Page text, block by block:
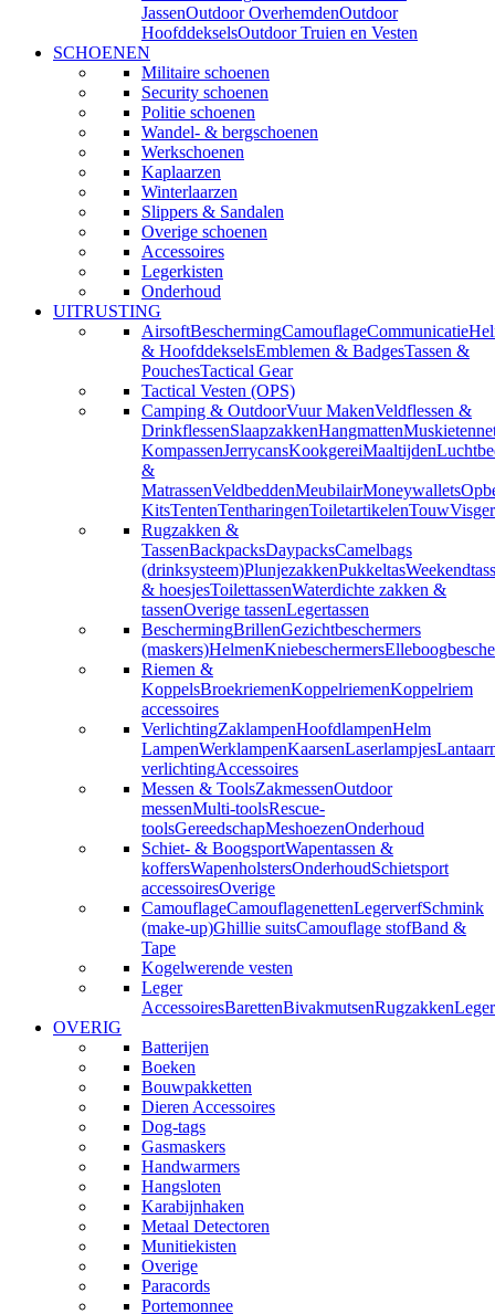
JassenOutdoor OverhemdenOutdoor
HoofddekselsOutdoor Truien en Vesten
SCHOENEN
Militaire schoenen
Security schoenen
Politie schoenen
Wandel- & bergschoenen
Werkschoenen
Kaplaarzen
Winterlaarzen
Slippers & Sandalen
Overige schoenen
Accessoires
Legerkisten
Onderhoud
UITRUSTING
AirsoftBeschermingCamouflageCommunicatie
& HoofddekselsEmblemen & BadgesTassen &
PouchesTactical Gear
Tactical Vesten (OPS)
Camping & OutdoorVuur MakenVeldflessen &
DrinkflessenSlaapzakkenHangmatten
KompassenJerrycansKookgereiMaaltijden
&
MatrassenVeldbeddenMeubilairMoneywallets
KitsTentenTentharingenToiletartikelenTouw
Rugzakken &
TassenBackpacksDaypacksCamelbags
(drinksysteem)PlunjezakkenPukkeltas
& hoesjesToilettassenWaterdichte zakken &
tassenOverige tassenLegertassen
BeschermingBrillenGezichtbeschermers
(maskers)HelmenKniebeschermers
Riemen &
KoppelsBroekriemenKoppelriemenKoppelriem
accessoires
VerlichtingZaklampenHoofdlampenHelm
LampenWerklampenKaarsenLaserlampjes
verlichtingAccessoires
Messen & ToolsZakmessenOutdoor
messenMulti-toolsRescue-
toolsGereedschapMeshoezenOnderhoud
Schiet- & BoogsportWapentassen &
koffersWapenholstersOnderhoudSchietsport
accessoiresOverige
CamouflageCamouflagenettenLegerverfSchmink
(make-up)Ghillie suitsCamouflage stofBand &
Tape
Kogelwerende vesten
Leger
AccessoiresBarettenBivakmutsenRugzakken
OVERIG
Batterijen
Boeken
Bouwpakketten
Dieren Accessoires
Dog-tags
Gasmaskers
Handwarmers
Hangsloten
Karabijnhaken
Metaal Detectoren
Munitiekisten
Overige
Paracords
Portemonnee